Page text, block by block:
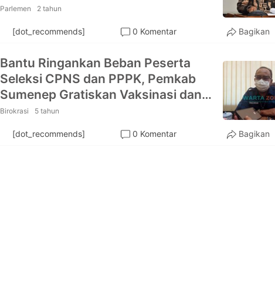
Parlemen 2 tahun
[dot_recommends] 0 Komentar Bagikan
Bantu Ringankan Beban Peserta
Seleksi CPNS dan PPPK, Pemkab
Sumenep Gratiskan Vaksinasi dan
Tes Swab
Birokrasi 5 tahun
[dot_recommends] 0 Komentar Bagikan